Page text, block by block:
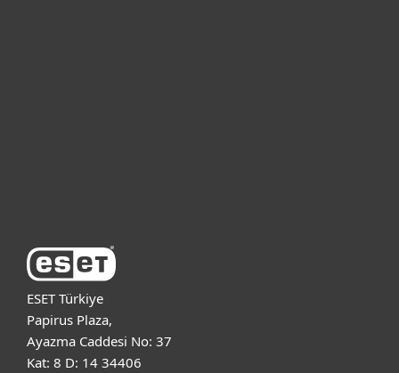
ESET Türkiye
Papirus Plaza,
Ayazma Caddesi No: 37
Kat: 8 D: 14 34406